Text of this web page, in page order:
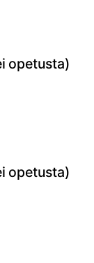
opetusta)
opetusta)